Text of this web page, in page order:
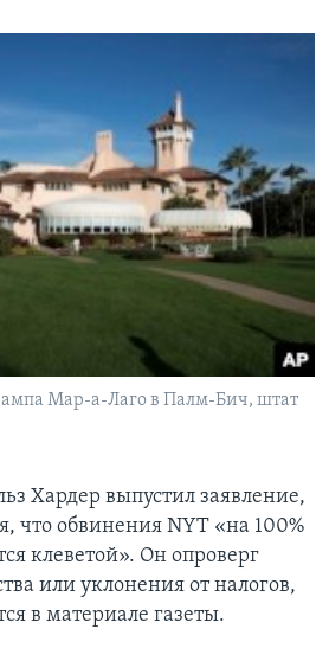
Мар-а-Лаго в Палм-Бич, штат
Хардер выпустил заявление,
что обвинения NYT «на 100%
клеветой». Он опроверг
или уклонения от налогов,
в материале газеты.